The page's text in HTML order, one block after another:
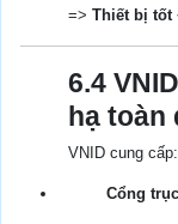
=> Thiết bị tốt
6.4
hạ toàn
VNID cung cấp:
Cổng